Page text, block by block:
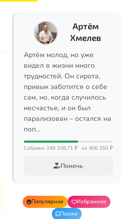
Артём
Хмелев
Артём молод, но уже
видел в жизни много
трудностей. Он сирота,
привык заботится о себе
сам, но, когда случилось
несчастье, и он был
парализован – остался на
поп…
Собрано 249 338,71 ₽ из 406 350 ₽
Помочь
Популярное
Избранное
Позже